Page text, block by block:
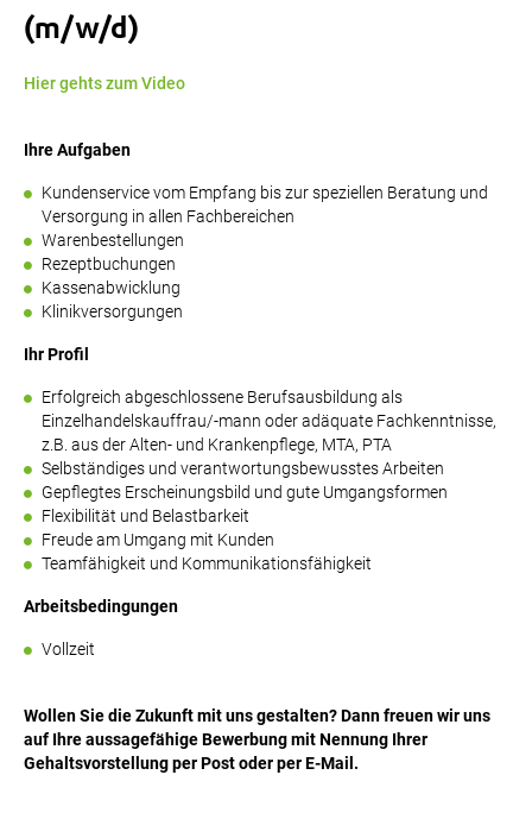
(m/w/d)
Hier gehts zum Video
Ihre Aufgaben
Kundenservice vom Empfang bis zur speziellen Beratung und
Versorgung in allen Fachbereichen
Warenbestellungen
Rezeptbuchungen
Kassenabwicklung
Klinikversorgungen
Ihr Profil
Erfolgreich abgeschlossene Berufsausbildung als
Einzelhandelskauffrau/-mann oder adäquate Fachkenntnisse,
z.B. aus der Alten- und Krankenpflege, MTA, PTA
Selbständiges und verantwortungsbewusstes Arbeiten
Gepflegtes Erscheinungsbild und gute Umgangsformen
Flexibilität und Belastbarkeit
Freude am Umgang mit Kunden
Teamfähigkeit und Kommunikationsfähigkeit
Arbeitsbedingungen
Vollzeit
Wollen Sie die Zukunft mit uns gestalten? Dann freuen wir uns
auf Ihre aussagefähige Bewerbung mit Nennung Ihrer
Gehaltsvorstellung per Post oder per E-Mail.